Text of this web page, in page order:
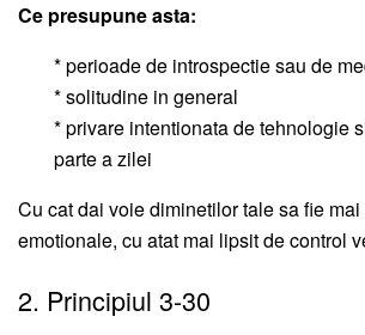
Ce presupune asta:
* perioade de introspectie sau de
* solitudine in general
* privare intentionata de tehnologie
parte a zilei
Cu cat dai voie diminetilor tale sa fie
emotionale, cu atat mai lipsit de control
2. Principiul 3-30